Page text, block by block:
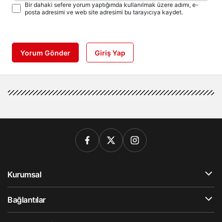
Bir dahaki sefere yorum yaptığımda kullanılmak üzere adımı, e-
posta adresimi ve web site adresimi bu tarayıcıya kaydet.
Yorum Gönder Giriş Yap
Kurumsal
Bağlantılar